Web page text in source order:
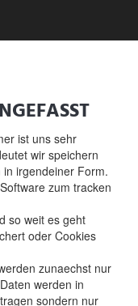
ist uns sehr
wir speichern
irgendeiner Form.
zum tracken
so weit es geht
oder Cookies
zunaechst nur
werden in
sondern nur